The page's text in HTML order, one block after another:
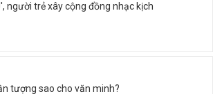
người trẻ xây cộng đồng nhạc kịch
tượng sao cho văn minh?